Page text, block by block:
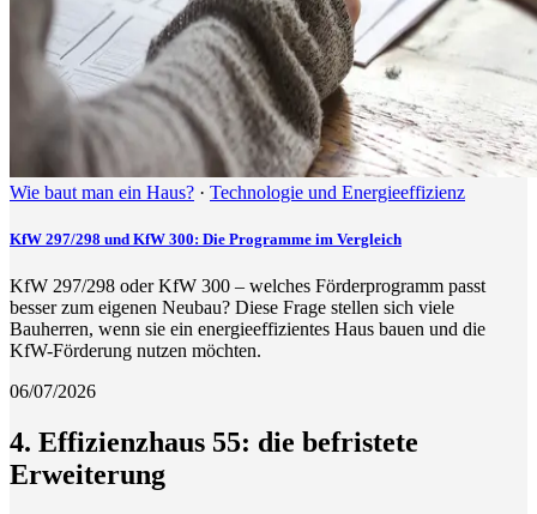
Wie baut man ein Haus? · Technologie und Energieeffizienz
KfW 297/298 und KfW 300: Die Programme im Vergleich
KfW 297/298 oder KfW 300 – welches Förderprogramm passt
besser zum eigenen Neubau? Diese Frage stellen sich viele
Bauherren, wenn sie ein energieeffizientes Haus bauen und die
KfW-Förderung nutzen möchten.
06/07/2026
4. Effizienzhaus 55: die befristete
Erweiterung